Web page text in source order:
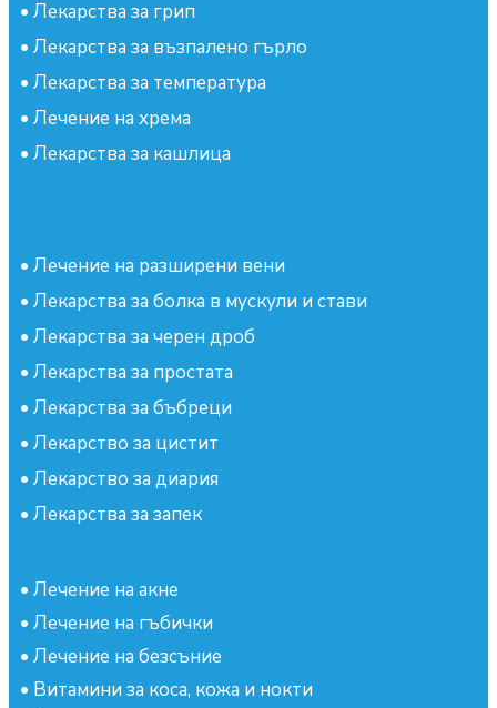
• Лекарства за грип
• Лекарства за възпалено гърло
• Лекарства за температура
• Лечение на хрема
• Лекарства за кашлица
• Лечение на разширени вени
• Лекарства за болка в мускули и стави
• Лекарства за черен дроб
• Лекарства за простата
• Лекарства за бъбреци
• Лекарство за цистит
• Лекарство за диария
• Лекарства за запек
• Лечение на акне
• Лечение на гъбички
• Лечение на безсъние
• Витамини за коса, кожа и нокти